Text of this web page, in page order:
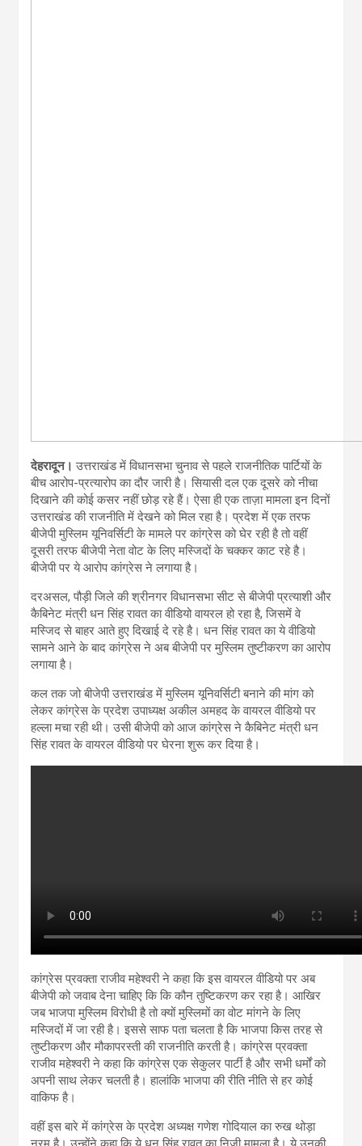
देहरादून। उत्तराखंड में विधानसभा चुनाव से पहले राजनीतिक पार्टियों के
बीच आरोप-प्रत्यारोप का दौर जारी है। सियासी दल एक दूसरे को नीचा
दिखाने की कोई कसर नहीं छोड़ रहे हैं। ऐसा ही एक ताज़ा मामला इन दिनों
उत्तराखंड की राजनीति में देखने को मिल रहा है। प्रदेश में एक तरफ
बीजेपी मुस्लिम यूनिवर्सिटी के मामले पर कांग्रेस को घेर रही है तो वहीं
दूसरी तरफ बीजेपी नेता वोट के लिए मस्जिदों के चक्कर काट रहे है।
बीजेपी पर ये आरोप कांग्रेस ने लगाया है।
दरअसल, पौड़ी जिले की श्रीनगर विधानसभा सीट से बीजेपी प्रत्याशी और
कैबिनेट मंत्री धन सिंह रावत का वीडियो वायरल हो रहा है, जिसमें वे
मस्जिद से बाहर आते हुए दिखाई दे रहे है। धन सिंह रावत का ये वीडियो
सामने आने के बाद कांग्रेस ने अब बीजेपी पर मुस्लिम तुष्टीकरण का आरोप
लगाया है।
कल तक जो बीजेपी उत्तराखंड में मुस्लिम यूनिवर्सिटी बनाने की मांग को
लेकर कांग्रेस के प्रदेश उपाध्यक्ष अकील अमहद के वायरल वीडियो पर
हल्ला मचा रही थी। उसी बीजेपी को आज कांग्रेस ने कैबिनेट मंत्री धन
सिंह रावत के वायरल वीडियो पर घेरना शुरू कर दिया है।
कांग्रेस प्रवक्ता राजीव महेश्वरी ने कहा कि इस वायरल वीडियो पर अब
बीजेपी को जवाब देना चाहिए कि कि कौन तुष्टिकरण कर रहा है। आखिर
जब भाजपा मुस्लिम विरोधी है तो क्यों मुस्लिमों का वोट मांगने के लिए
मस्जिदों में जा रही है। इससे साफ पता चलता है कि भाजपा किस तरह से
तुष्टीकरण और मौकापरस्ती की राजनीति करती है। कांग्रेस प्रवक्ता
राजीव महेश्वरी ने कहा कि कांग्रेस एक सेकुलर पार्टी है और सभी धर्मों को
अपनी साथ लेकर चलती है। हालांकि भाजपा की रीति नीति से हर कोई
वाकिफ है।
वहीं इस बारे में कांग्रेस के प्रदेश अध्यक्ष गणेश गोदियाल का रुख थोड़ा